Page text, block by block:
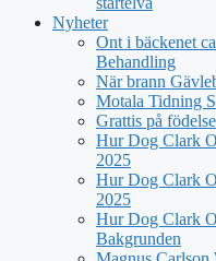
Nyheter
Ont i bäckenet
Behandling
När brann
Motala Tidning
Grattis på
Hur Dog Clark
2025
Hur Dog Clark
2025
Hur Dog Clark
Bakgrunden